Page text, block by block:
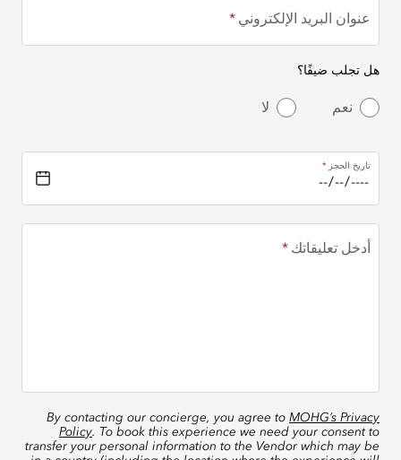
عنوان البريد الإلكتروني
هل تجلب ضيفًا؟
نعم لا
تاريخ الحجز
أدخل تعليقاتك
By contacting our concierge, you agree to MOHG’s Privacy
Policy. To book this experience we need your consent to
transfer your personal information to the Vendor which may be